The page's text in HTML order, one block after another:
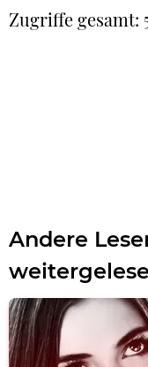
Zugriffe gesamt:
Andere